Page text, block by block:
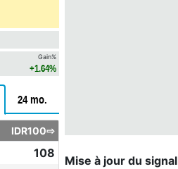
Gain%
+1.64%
24 mo.
IDR100⇨
108
Mise à jour du signal